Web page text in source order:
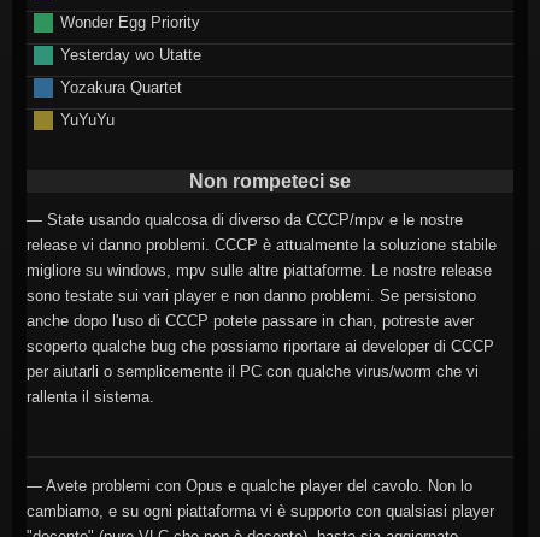
Wonder Egg Priority
Yesterday wo Utatte
Yozakura Quartet
YuYuYu
Non rompeteci se
— State usando qualcosa di diverso da CCCP/mpv e le nostre
release vi danno problemi. CCCP è attualmente la soluzione stabile
migliore su windows, mpv sulle altre piattaforme. Le nostre release
sono testate sui vari player e non danno problemi. Se persistono
anche dopo l'uso di CCCP potete passare in chan, potreste aver
scoperto qualche bug che possiamo riportare ai developer di CCCP
per aiutarli o semplicemente il PC con qualche virus/worm che vi
rallenta il sistema.
— Avete problemi con Opus e qualche player del cavolo. Non lo
cambiamo, e su ogni piattaforma vi è supporto con qualsiasi player